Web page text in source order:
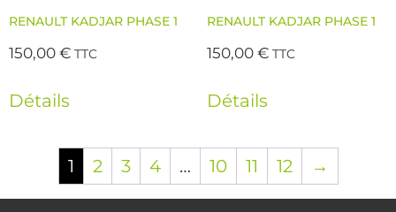
RENAULT KADJAR PHASE 1
150,00€ TTC
Détails
RENAULT KADJAR PHASE 1
150,00€ TTC
Détails
1 2 3 4 … 10 11 12 →